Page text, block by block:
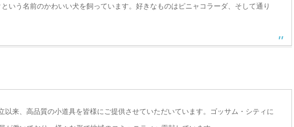
いう名前のかわいい犬を飼っています。好きなものはピニャコラーダ、そして通り
以来、高品質の小道具を皆様にご提供させていただいています。ゴッサム・シティに